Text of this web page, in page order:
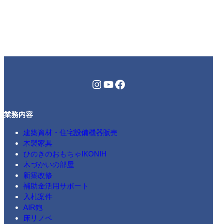
Instagram YouTube Facebook
業務内容
建築資材・住宅設備機器販売
木製家具
ひのきのおもちゃIKONIH
木づかいの部屋
新築改修
補助金活用サポート
入札案件
AIR鉋
床リノベ